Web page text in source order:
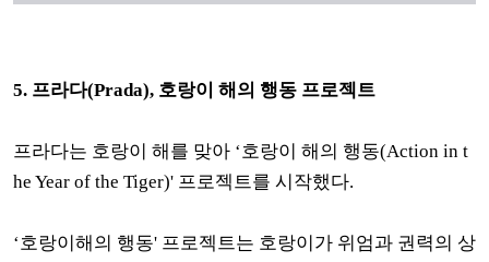
5. 프라다(Prada), 호랑이 해의 행동 프로젝트
프라다는 호랑이 해를 맞아 ‘호랑이 해의 행동(Action in t
he Year of the Tiger)' 프로젝트를 시작했다.
‘호랑이해의 행동' 프로젝트는 호랑이가 위엄과 권력의 상